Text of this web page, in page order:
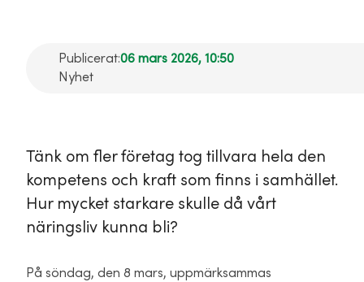
Publicerat:06 mars 2026, 10:50
Nyhet
Tänk om fler företag tog tillvara hela den
kompetens och kraft som finns i samhället.
Hur mycket starkare skulle då vårt
näringsliv kunna bli?
På söndag, den 8 mars, uppmärksammas